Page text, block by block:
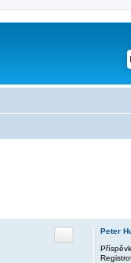
Peter
Citace